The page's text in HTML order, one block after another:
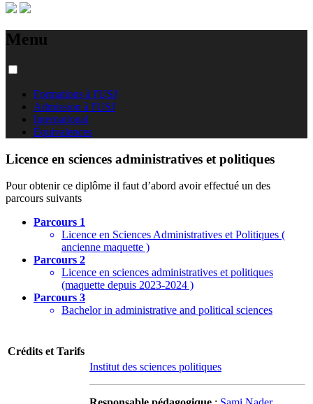
Menu
Formations à l'USJ
Admission à l'USJ
International
Équivalences
Licence en sciences administratives et politiques
Pour obtenir ce diplôme il faut d’abord avoir effectué un des
parcours suivants
Parcours 1
Licence en Sciences Administratives et Politiques (
ancienne maquette )
Parcours 2
Licence en sciences administratives et politiques
(maquette depuis 2023-2024 )
Parcours 3
Bachelor in administrative and political sciences
Crédits et Tarifs
Institut des sciences politiques